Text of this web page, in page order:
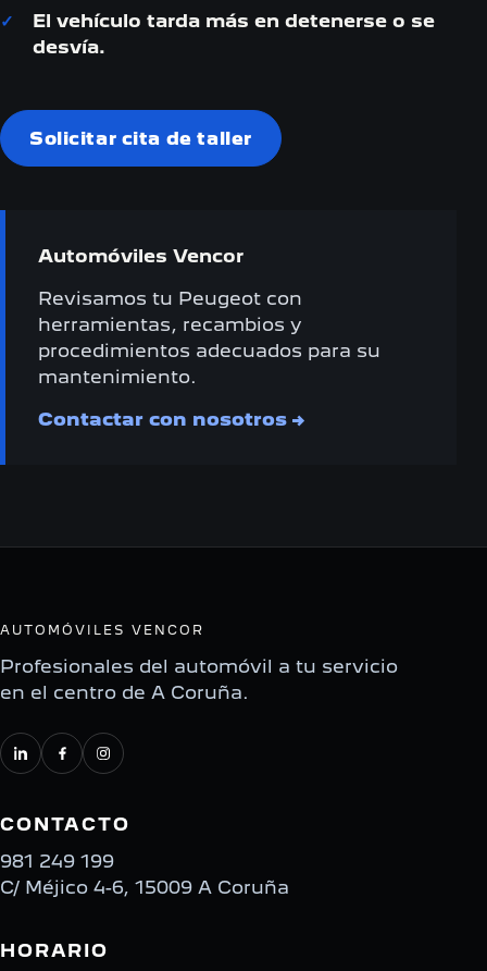
El vehículo tarda más en detenerse o se
desvía.
Solicitar cita de taller
Automóviles Vencor
Revisamos tu Peugeot con
herramientas, recambios y
procedimientos adecuados para su
mantenimiento.
Contactar con nosotros →
AUTOMÓVILES VENCOR
Profesionales del automóvil a tu servicio
en el centro de A Coruña.
CONTACTO
981 249 199
C/ Méjico 4-6, 15009 A Coruña
HORARIO